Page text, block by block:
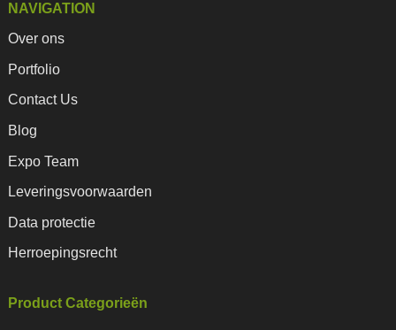
NAVIGATION
Over ons
Portfolio
Contact Us
Blog
Expo Team
Leveringsvoorwaarden
Data protectie
Herroepingsrecht
Product Categorieën